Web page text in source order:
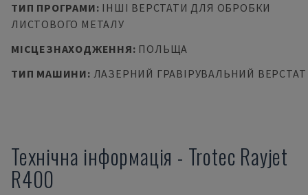
ТИП ПРОГРАМИ: ІНШІ ВЕРСТАТИ ДЛЯ ОБРОБКИ
ЛИСТОВОГО МЕТАЛУ
МІСЦЕЗНАХОДЖЕННЯ: ПОЛЬЩА
ТИП МАШИНИ: ЛАЗЕРНИЙ ГРАВІРУВАЛЬНИЙ ВЕРСТАТ
Технічна інформація - Trotec Rayjet
R400